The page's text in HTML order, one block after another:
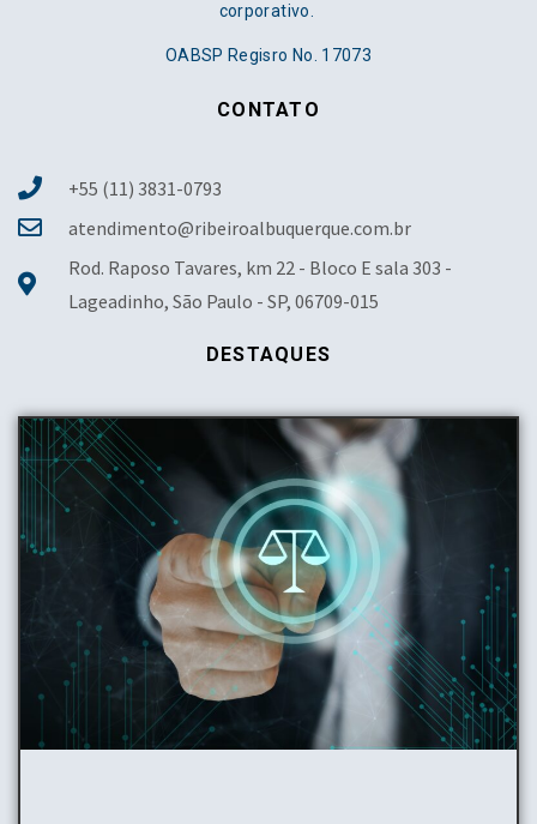
corporativo.
OABSP Regisro No. 17073
CONTATO
+55 (11) 3831-0793
atendimento@ribeiroalbuquerque.com.br
Rod. Raposo Tavares, km 22 - Bloco E sala 303 -
Lageadinho, São Paulo - SP, 06709-015
DESTAQUES